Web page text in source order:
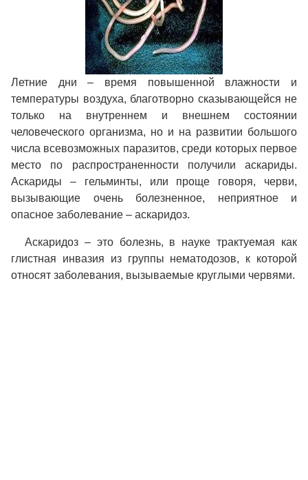
Летние дни – время повышенной влажности и
температуры воздуха, благотворно сказывающейся не
только на внутреннем и внешнем состоянии
человеческого организма, но и на развитии большого
числа всевозможных паразитов, среди которых первое
место по распространенности получили аскариды.
Аскариды – гельминты, или проще говоря, черви,
вызывающие очень болезненное, неприятное и
опасное заболевание – аскаридоз.
Аскаридоз – это болезнь, в науке трактуемая как
глистная инвазия из группы нематодозов, к которой
относят заболевания, вызываемые круглыми червями.